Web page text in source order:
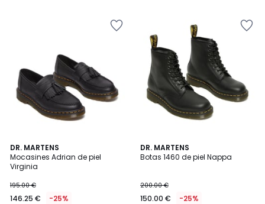
DR. MARTENS
Mocasines Adrian de piel
Virginia
195.00 €
146.25 € -25%
5
/
5
DR. MARTENS
Botas 1460 de piel Nappa
200.00 €
150.00 € -25%
3,5
/ 5